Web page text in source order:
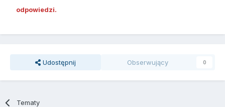
odpowiedzi.
Udostępnij Obserwujący 0
Tematy